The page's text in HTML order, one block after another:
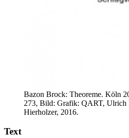
Bazon Brock: Theoreme. Köln
273, Bild: Grafik: QART, Ulrich
Hierholzer, 2016.
Text